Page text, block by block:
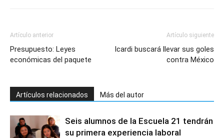
Artículo anterior
Presupuesto: Leyes
económicas del paquete
Artículo siguiente
Icardi buscará llevar sus goles
contra México
Artículos relacionados Más del autor
Seis alumnos de la Escuela 21 tendrán
su primera experiencia laboral